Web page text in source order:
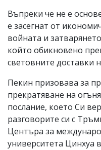
Въпреки че не е
е засегнат от
войната и
който обикновено
световните доставки
Пекин призовава за
прекратяване на
послание, което Си
разговорите си с
Центъра за
университета Цинхуа